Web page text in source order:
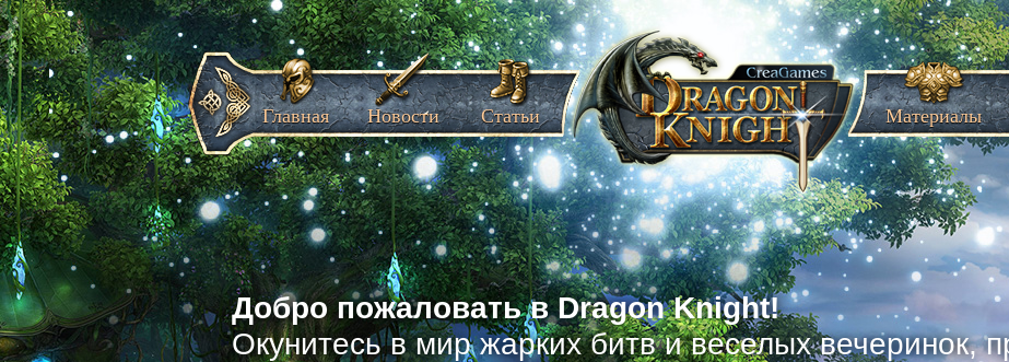
Добро пожаловать в Dragon Knight!
Окунитесь в мир жарких битв и веселых вечеринок,
Главная Новости Статьи Материалы